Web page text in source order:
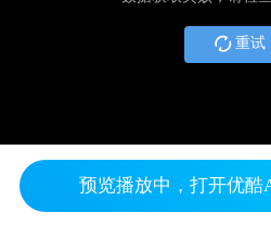
重试
预览播放中，打开优酷